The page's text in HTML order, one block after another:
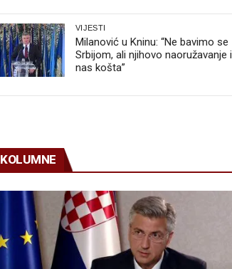
VIJESTI
Milanović u Kninu: “Ne bavimo se
Srbijom, ali njihovo naoružavanje i
nas košta”
KOLUMNE